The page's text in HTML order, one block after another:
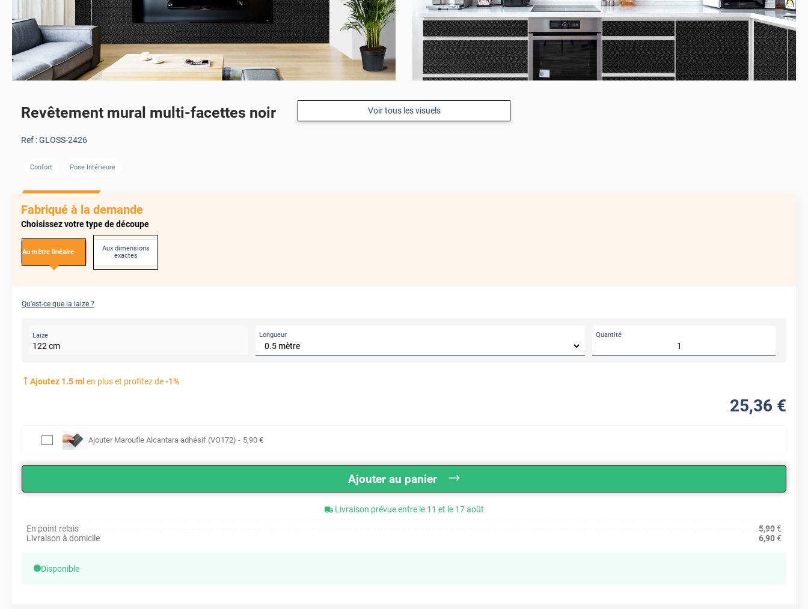
Voir tous les visuels
Revêtement mural multi-facettes noir
Ref :GLOSS-2426
Confort Pose Intérieure
Fabriqué à la demande
Choisissez votre type de découpe
Au mètre linéaire
Aux dimensions
exactes
Qu'est-ce que la laize ?
Laize
122cm
Longueur Quantité
Ajoutez 1.5ml en plus et profitez de-1%
25,36 €
Ajouter Maroufle Alcantara adhésif (VO172) - 5,90 €
Ajouter au panier
Livraison prévue entre le 11 et le 17 août
En point relais
5,90€
Livraison à domicile
6,90€
Disponible